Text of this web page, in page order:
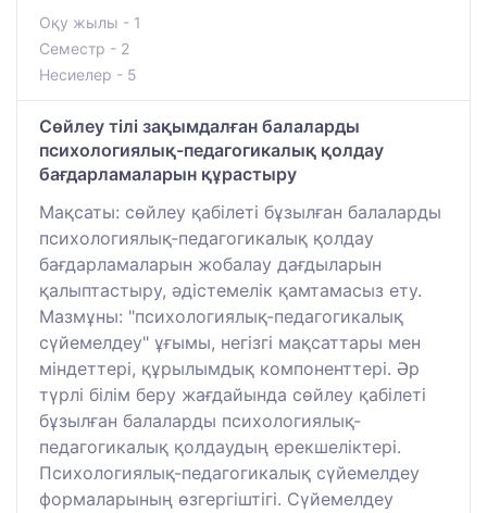
Оқу жылы - 1
Семестр - 2
Несиелер - 5
Сөйлеу тілі зақымдалған балаларды
психологиялық-педагогикалық қолдау
бағдарламаларын құрастыру
Мақсаты: сөйлеу қабілеті бұзылған балаларды
психологиялық-педагогикалық қолдау
бағдарламаларын жобалау дағдыларын
қалыптастыру, әдістемелік қамтамасыз ету.
Мазмұны: "психологиялық-педагогикалық
сүйемелдеу" ұғымы, негізгі мақсаттары мен
міндеттері, құрылымдық компоненттері. Әр
түрлі білім беру жағдайында сөйлеу қабілеті
бұзылған балаларды психологиялық-
педагогикалық қолдаудың ерекшеліктері.
Психологиялық-педагогикалық сүйемелдеу
формаларының өзгергіштігі. Сүйемелдеу